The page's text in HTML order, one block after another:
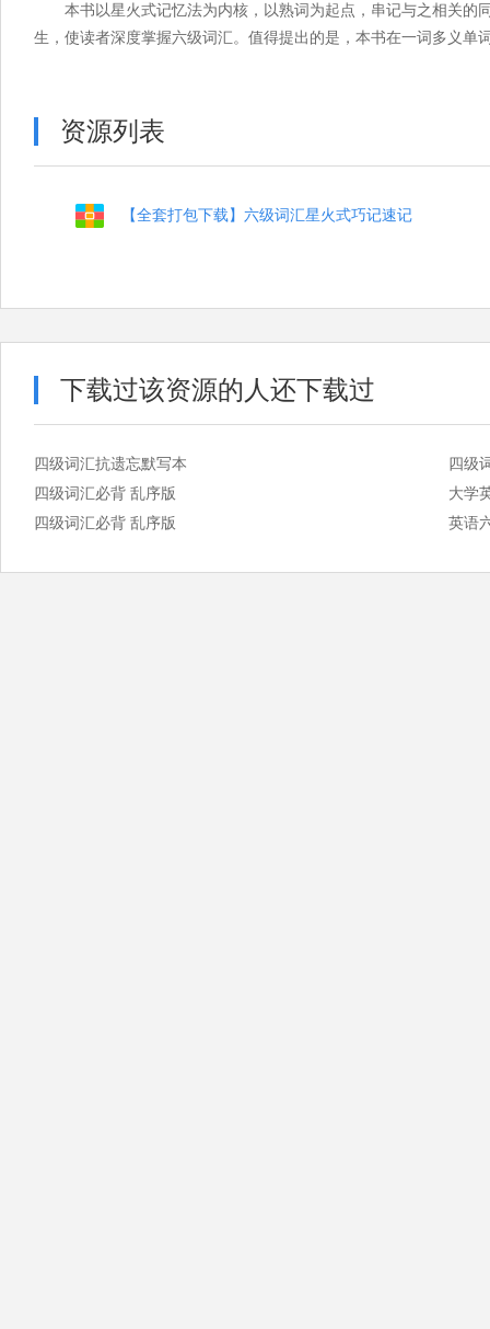
本书以星火式记忆法为内核，以熟词为起点，串记与之相关
生，使读者深度掌握六级词汇。值得提出的是，本书在一词多义单
资源列表
【全套打包下载】六级词汇星火式巧记速记
下载过该资源的人还下载过
四级词汇抗遗忘默写本
四级
四级词汇必背 乱序版
大学
四级词汇必背 乱序版
英语